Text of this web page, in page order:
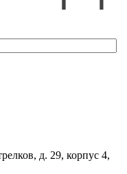
д. 29, корпус 4,